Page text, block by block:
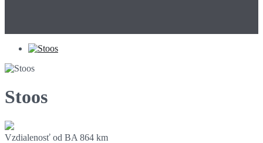
Stoos
Vzdialenosť od BA 864 km